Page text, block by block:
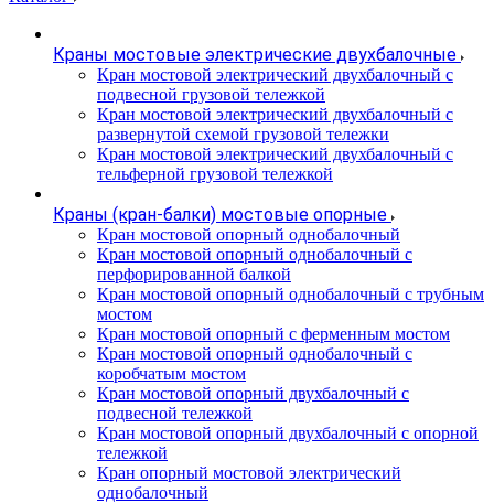
Краны мостовые электрические двухбалочные
Кран мостовой электрический двухбалочный с
подвесной грузовой тележкой
Кран мостовой электрический двухбалочный с
развернутой схемой грузовой тележки
Кран мостовой электрический двухбалочный с
тельферной грузовой тележкой
Краны (кран-балки) мостовые опорные
Кран мостовой опорный однобалочный
Кран мостовой опорный однобалочный с
перфорированной балкой
Кран мостовой опорный однобалочный с трубным
мостом
Кран мостовой опорный с ферменным мостом
Кран мостовой опорный однобалочный с
коробчатым мостом
Кран мостовой опорный двухбалочный с
подвесной тележкой
Кран мостовой опорный двухбалочный с опорной
тележкой
Кран опорный мостовой электрический
однобалочный